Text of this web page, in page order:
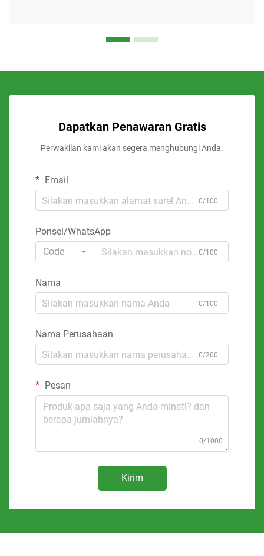
Dapatkan Penawaran Gratis
Perwakilan kami akan segera menghubungi Anda.
Email
0/100
Ponsel/WhatsApp
Code
0/100
Nama
0/100
Nama Perusahaan
0/200
Pesan
0/1000
Kirim